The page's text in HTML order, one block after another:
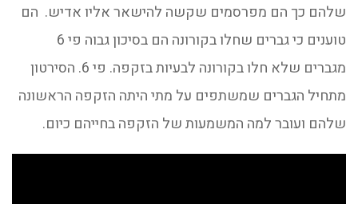
שלהם כך הם מפרסמים שקשה להישאר אליו אדיש. הם
טוענים כי גברים שחלו בקורונה הם בסיכון גבוה פי 6
מגברים שלא חלו בקורונה לבעיות בזקפה. פי 6. הסירטון
מתחיל הגברים שמשתפים על מתי היתה הזקפה הראשונה
שלהם ועובר למה המשמעות של הזקפה בחייהם כיום.